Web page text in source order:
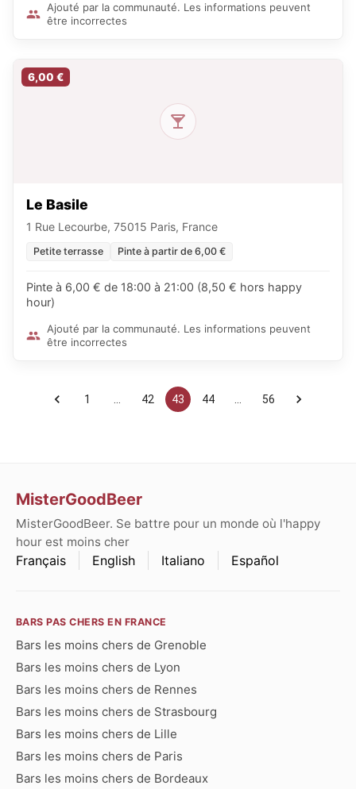
Ajouté par la communauté. Les informations peuvent
être incorrectes
6,00 €
Le Basile
1 Rue Lecourbe, 75015 Paris, France
Petite terrasse Pinte à partir de 6,00 €
Pinte à 6,00 € de 18:00 à 21:00 (8,50 € hors happy
hour)
Ajouté par la communauté. Les informations peuvent
être incorrectes
1 42 43 44 56
MisterGoodBeer
MisterGoodBeer. Se battre pour un monde où l'happy
hour est moins cher
Français English Italiano Español
BARS PAS CHERS EN FRANCE
Bars les moins chers de Grenoble
Bars les moins chers de Lyon
Bars les moins chers de Rennes
Bars les moins chers de Strasbourg
Bars les moins chers de Lille
Bars les moins chers de Paris
Bars les moins chers de Bordeaux